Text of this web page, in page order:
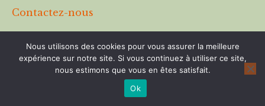
Contactez-nous
Cannalight.it
Disclaimer & transparence
Les boutiques en ligne mentionnées sur
Cannanews ont été testées par notre
Nous utilisons des cookies pour vous assurer la meilleure
expérience sur notre site. Si vous continuez à utiliser ce site,
nous estimons que vous en êtes satisfait.
Ok